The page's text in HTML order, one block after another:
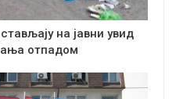
на јавни увид
отпадом